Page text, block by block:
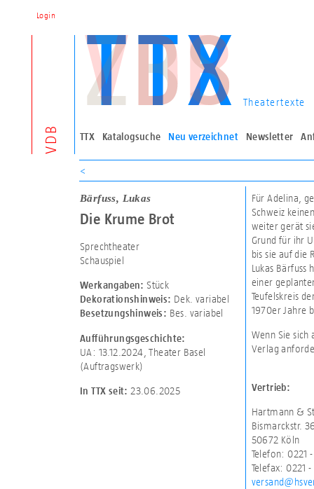
VDB
Theatertexte
TTX Katalogsuche Neu verzeichnet Newsletter
Login
<
Bärfuss, Lukas
Die Krume Brot
Sprechtheater
Schauspiel
Werkangaben: Stück
Dekorationshinweis: Dek. variabel
Besetzungshinweis: Bes. variabel
Aufführungsgeschichte:
UA: 13.12.2024, Theater Basel
(Auftragswerk)
In TTX seit: 23.06.2025
Für Adelina,
Schweiz
weiter gerät
Grund für ihr
bis sie auf die
Lukas Bärfuss
einer
Teufelskreis
1970er Jahre
Wenn Sie sich
Verlag
Vertrieb:
Hartmann &
Bismarckstr.
50672 Köln
Telefon: 0221
Telefax: 0221